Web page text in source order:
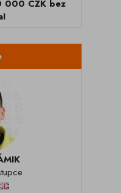
000 CZK bez